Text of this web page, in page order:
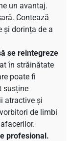
un avantaj.
Contează
și dorința de a
se reintegreze
în străinătate
poate fi
susține
atractive și
de limbi
profesional.